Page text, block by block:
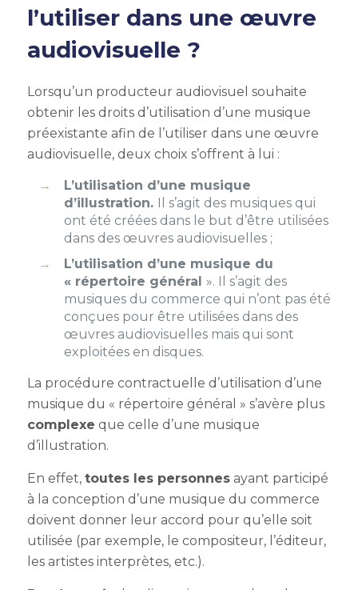
l’utiliser dans une œuvre
audiovisuelle ?
Lorsqu’un producteur audiovisuel souhaite
obtenir les droits d’utilisation d’une musique
préexistante afin de l’utiliser dans une œuvre
audiovisuelle, deux choix s’offrent à lui :
L’utilisation d’une musique
d’illustration. Il s’agit des musiques qui
ont été créées dans le but d’être utilisées
dans des œuvres audiovisuelles ;
L’utilisation d’une musique du
« répertoire général ». Il s’agit des
musiques du commerce qui n’ont pas été
conçues pour être utilisées dans des
œuvres audiovisuelles mais qui sont
exploitées en disques.
La procédure contractuelle d’utilisation d’une
musique du « répertoire général » s’avère plus
complexe que celle d’une musique
d’illustration.
En effet, toutes les personnesayant participé
à la conception d’une musique du commerce
doivent donner leur accord pour qu’elle soit
utilisée (par exemple, le compositeur, l’éditeur,
les artistes interprètes, etc.).